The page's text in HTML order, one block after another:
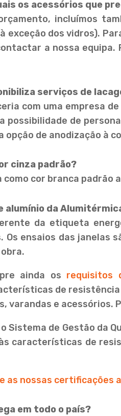
os acessórios que
incluímos
exceção dos vidros).
a nossa
serviços de
com uma empresa
possibilidade de
opção de anodização à
cinza padrão?
cor branca padrão
alumínio da
da etiqueta
Os ensaios das janelas
ainda os requisitos
de
varandas e acessórios.
Sistema de Gestão da
características de
as nossas certificações
em todo o país?